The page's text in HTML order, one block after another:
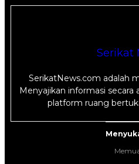
Serikat
SerikatNews.com adalah
Menyajikan informasi secara
platform ruang